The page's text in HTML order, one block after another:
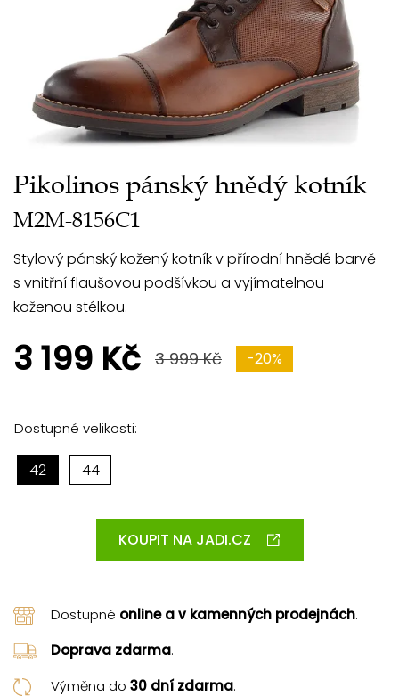
Pikolinos pánský hnědý kotník
M2M-8156C1
Stylový pánský kožený kotník v přírodní hnědé barvě
s vnitřní flaušovou podšívkou a vyjímatelnou
koženou stélkou.
3 199 Kč 3 999 Kč -20%
Dostupné velikosti:
42 44
KOUPIT NA JADI.CZ
Dostupné online a v kamenných prodejnách.
Doprava zdarma.
Výměna do 30 dní zdarma.